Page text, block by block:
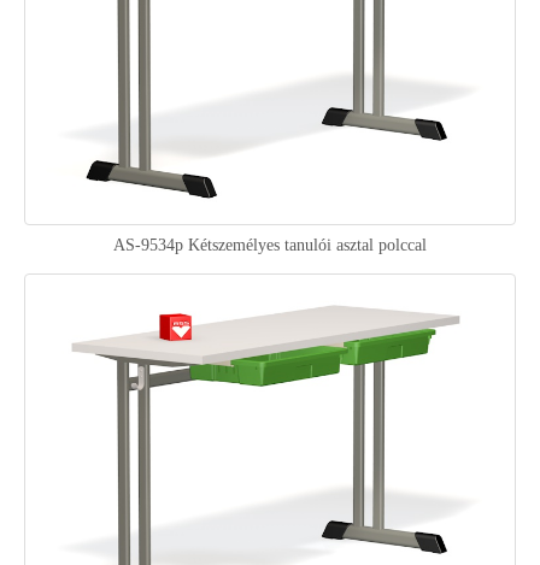
AS-9534p Kétszemélyes tanulói asztal polccal